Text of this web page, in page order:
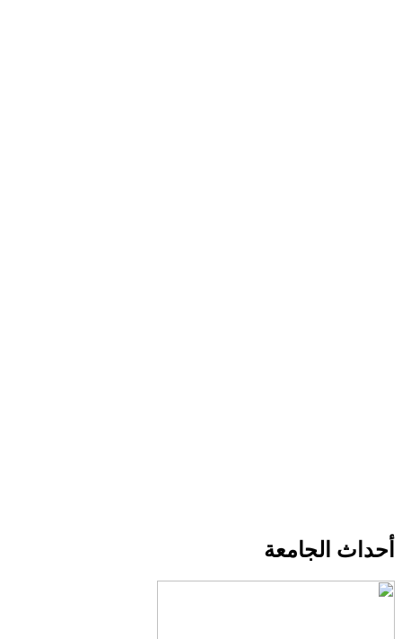
أحداث الجامعة